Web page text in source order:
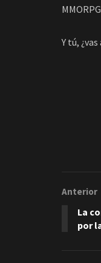
Y tú,
Anterior
La
por